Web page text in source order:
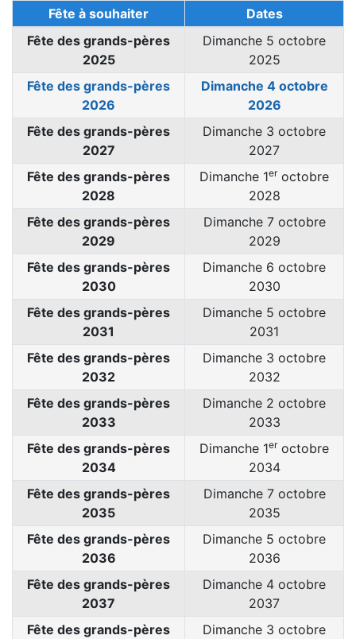
Fête à souhaiter
Dates
Fête des grands-pères
2025
Dimanche 5 octobre
2025
Fête des grands-pères
2026
Dimanche 4 octobre
2026
Fête des grands-pères
2027
Dimanche 3 octobre
2027
Fête des grands-pères
2028
Dimanche 1eroctobre
2028
Fête des grands-pères
2029
Dimanche 7 octobre
2029
Fête des grands-pères
2030
Dimanche 6 octobre
2030
Fête des grands-pères
2031
Dimanche 5 octobre
2031
Fête des grands-pères
2032
Dimanche 3 octobre
2032
Fête des grands-pères
2033
Dimanche 2 octobre
2033
Fête des grands-pères
2034
Dimanche 1eroctobre
2034
Fête des grands-pères
2035
Dimanche 7 octobre
2035
Fête des grands-pères
2036
Dimanche 5 octobre
2036
Fête des grands-pères
2037
Dimanche 4 octobre
2037
Fête des grands-pères
Dimanche 3 octobre